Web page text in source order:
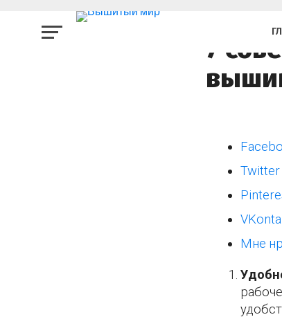
7
Twitter
Мне